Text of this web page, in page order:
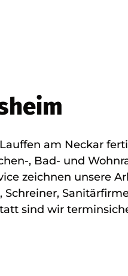
am Neckar
, Bad- und
zeichnen unsere
sind wir